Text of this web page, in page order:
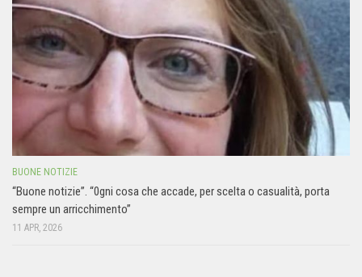
BUONE NOTIZIE
“Buone notizie”. “0gni cosa che accade, per scelta o casualità, porta
sempre un arricchimento”
11 APR, 2026